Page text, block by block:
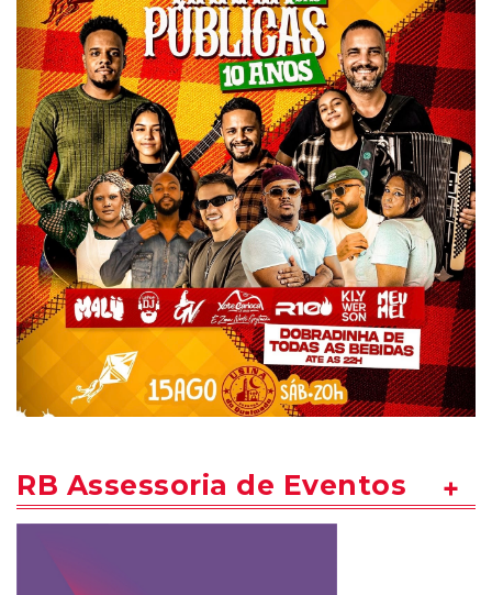
RB Assessoria de Eventos